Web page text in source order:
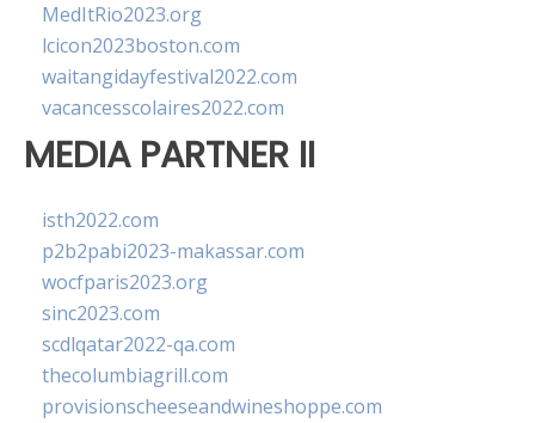
MedItRio2023.org
lcicon2023boston.com
waitangidayfestival2022.com
vacancesscolaires2022.com
MEDIA PARTNER II
isth2022.com
p2b2pabi2023-makassar.com
wocfparis2023.org
sinc2023.com
scdlqatar2022-qa.com
thecolumbiagrill.com
provisionscheeseandwineshoppe.com